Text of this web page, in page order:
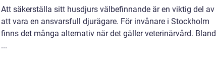
Att säkerställa sitt husdjurs välbefinnande är en viktig del av
att vara en ansvarsfull djurägare. För invånare i Stockholm
finns det många alternativ när det gäller veterinärvård. Bland
...